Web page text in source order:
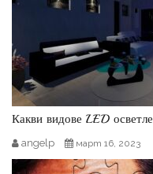
Какви видове LED
angelp март 16, 2023